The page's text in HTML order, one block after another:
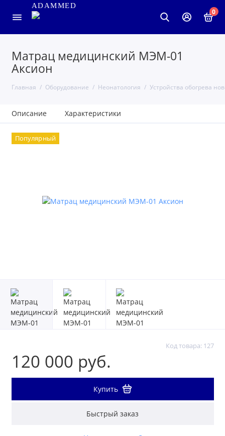
ADAMMED
0
Матрац медицинский МЭМ-01
Аксион
Главная Оборудование Неонатология Устройства обогрева
Описание Характеристики
Популярный
Код товара: 127
120 000 руб.
Купить
Быстрый заказ